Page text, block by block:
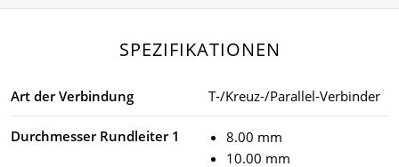
SPEZIFIKATIONEN
Art der Verbindung T-/Kreuz-/Parallel-Verbinder
Durchmesser Rundleiter 1
8.00 mm
10.00 mm